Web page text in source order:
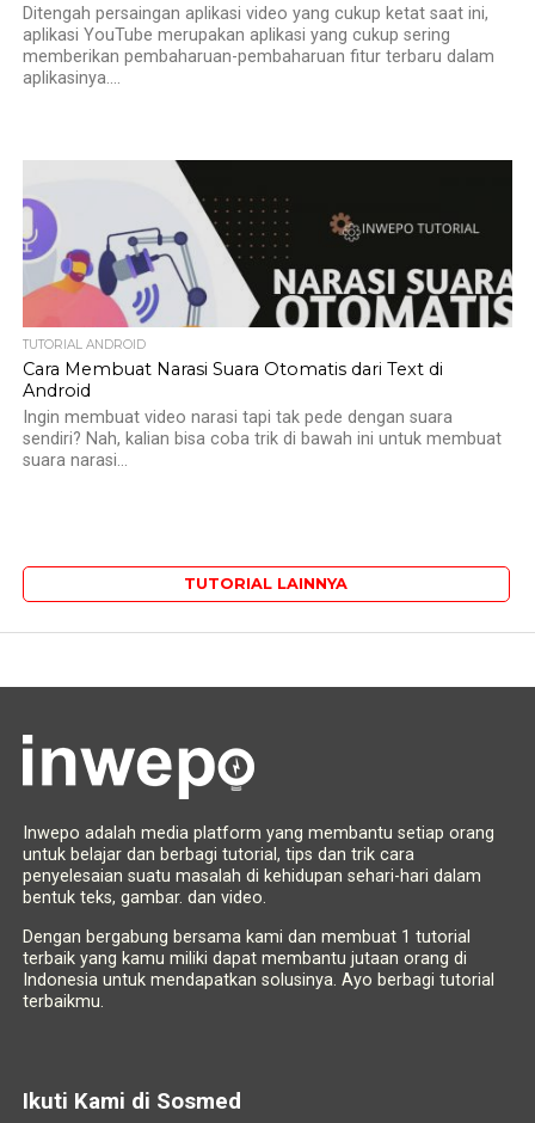
Ditengah persaingan aplikasi video yang cukup ketat saat ini,
aplikasi YouTube merupakan aplikasi yang cukup sering
memberikan pembaharuan-pembaharuan fitur terbaru dalam
aplikasinya....
TUTORIAL ANDROID
Cara Membuat Narasi Suara Otomatis dari Text di
Android
Ingin membuat video narasi tapi tak pede dengan suara
sendiri? Nah, kalian bisa coba trik di bawah ini untuk membuat
suara narasi...
TUTORIAL LAINNYA
Inwepo adalah media platform yang membantu setiap orang
untuk belajar dan berbagi tutorial, tips dan trik cara
penyelesaian suatu masalah di kehidupan sehari-hari dalam
bentuk teks, gambar. dan video.
Dengan bergabung bersama kami dan membuat 1 tutorial
terbaik yang kamu miliki dapat membantu jutaan orang di
Indonesia untuk mendapatkan solusinya. Ayo berbagi tutorial
terbaikmu.
Ikuti Kami di Sosmed